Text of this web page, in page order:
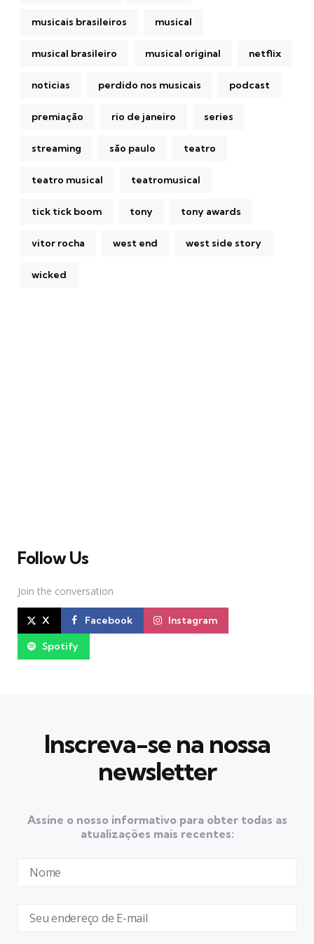
musicais brasileiros musical
musical brasileiro musical original netflix
noticias perdido nos musicais podcast
premiação rio de janeiro series
streaming são paulo teatro
teatro musical teatromusical
tick tick boom tony tony awards
vitor rocha west end west side story
wicked
Follow Us
Join the conversation
X Facebook Instagram
Spotify
Inscreva-se na nossa
newsletter
Assine o nosso informativo para obter todas as
atualizações mais recentes: